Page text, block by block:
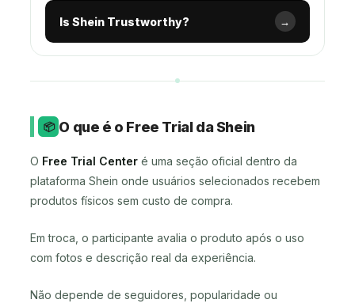
Is Shein Trustworthy? →
📦 O que é o Free Trial da Shein
O Free Trial Center é uma seção oficial dentro da
plataforma Shein onde usuários selecionados recebem
produtos físicos sem custo de compra.
Em troca, o participante avalia o produto após o uso
com fotos e descrição real da experiência.
Não depende de seguidores, popularidade ou